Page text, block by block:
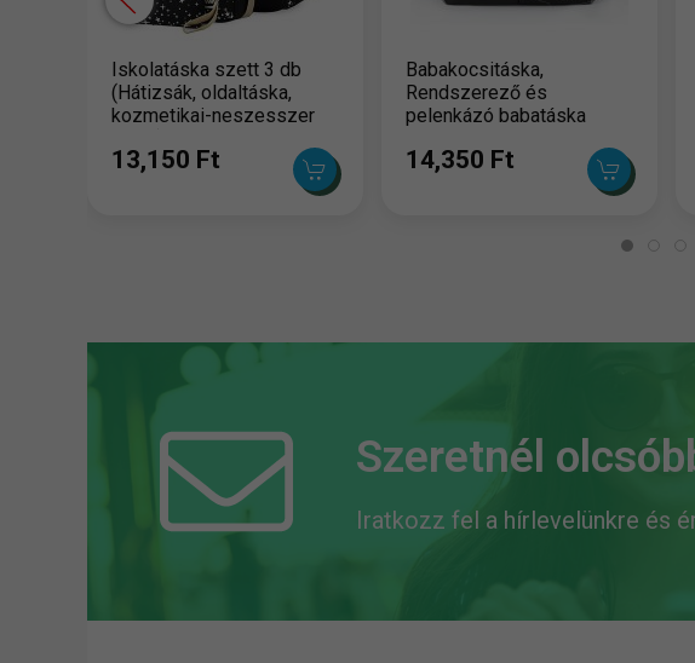
Iskolatáska szett 3 db
(Hátizsák, oldaltáska,
kozmetikai-neszesszer
13,150 Ft
Babakocsitáska,
Rendszerező és
pelenkázó babatáska
14,350 Ft
Szeretnél
Iratkozz fel a hírlevelünkre és